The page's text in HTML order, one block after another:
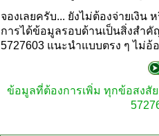
จองเลยครับ... ยังไม่ต้องจ่ายเงิ
การได้ข้อมูลรอบด้านเป็นสิ่งสำคั
5727603 แนะนำแบบตรง ๆ ไม่
ข้อมูลที่ต้องการเพิ่ม ทุกข้อสงสั